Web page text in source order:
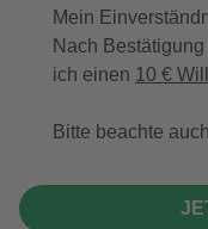
Mein
Nach
ich einen 10 €
Bitte beachte